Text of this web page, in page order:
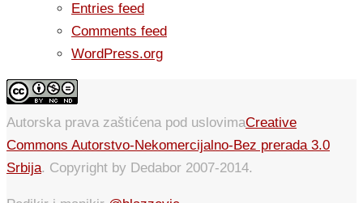
Entries feed
Comments feed
WordPress.org
Autorska prava zaštićena pod uslovimaCreative
Commons Autorstvo-Nekomercijalno-Bez prerada 3.0
Srbija. Copyright by Dedabor 2007-2014.